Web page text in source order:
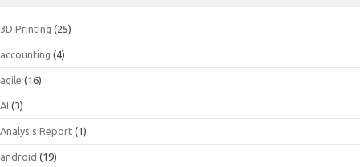
3D Printing (25)
accounting (4)
agile (16)
AI (3)
Analysis Report (1)
android (19)